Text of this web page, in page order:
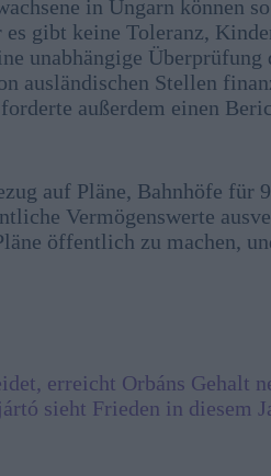
in Ungarn können
gibt keine Toleranz,
unabhängige Überprüfung
ausländischen Stellen
außerdem einen
auf Pläne, Bahnhöfe für
Vermögenswerte
öffentlich zu machen,
erreicht Orbáns Gehalt
sieht Frieden in diesem